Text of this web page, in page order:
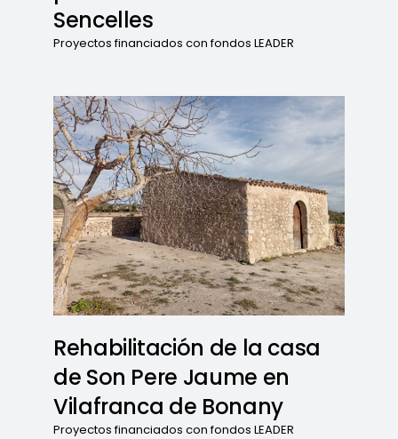
Sencelles
Proyectos financiados con fondos LEADER
Rehabilitación de la casa
de Son Pere Jaume en
Vilafranca de Bonany
Proyectos financiados con fondos LEADER